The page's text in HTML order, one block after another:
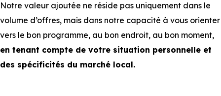
Notre valeur ajoutée ne réside pas uniquement dans le
volume d’offres, mais dans notre capacité à vous orienter
vers le bon programme, au bon endroit, au bon moment,
en tenant compte de votre situation personnelle et
des spécificités du marché local.